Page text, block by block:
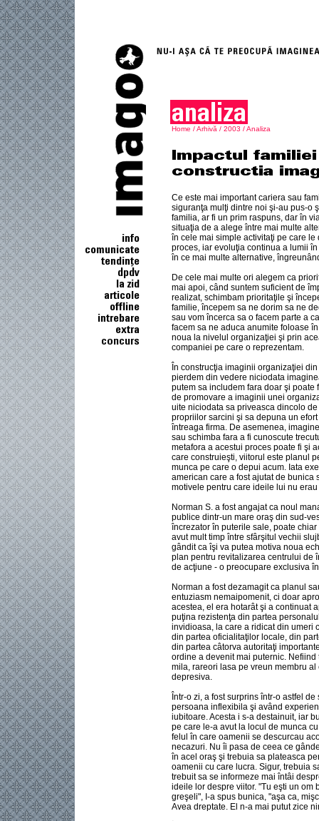
Home /Arhivă / 2003 /Analiza
Ce este mai important cariera sau
siguranţa mulţi dintre noi şi-au pus-o
familia, ar fi un prim raspuns, dar în
situaţia de a alege între mai multe
în cele mai simple activitaţi pe care
proces, iar evoluţia continua a lumii
în ce mai multe alternative,
De cele mai multe ori alegem ca
mai apoi, când suntem suficient de
realizat, schimbam prioritaţile şi
familie, începem sa ne dorim sa ne
sau vom încerca sa o facem parte a
facem sa ne aduca anumite foloase
noua la nivelul organizaţiei şi prin
companiei pe care o reprezentam.
În construcţia imaginii organizaţiei
pierdem din vedere niciodata
putem sa includem fara doar şi
de promovare a imaginii unei
uite niciodata sa priveasca dincolo
propriilor sarcini şi sa depuna un
întreaga firma. De asemenea,
sau schimba fara a fi cunoscute
metafora a acestui proces poate fi şi
care construieşti, viitorul este planul
munca pe care o depui acum. Iata
american care a fost ajutat de bunica
motivele pentru care ideile lui nu
Norman S. a fost angajat ca noul
publice dintr-un mare oraş din sud-
încrezator în puterile sale, poate
avut mult timp între sfârşitul vechii
gândit ca îşi va putea motiva noua
plan pentru revitalizarea centrului de
de acţiune - o preocupare exclusiva
Norman a fost dezamagit ca planul
entuziasm nemaipomenit, ci doar
acestea, el era hotarât şi a continuat
puţina rezistenţa din partea
invidioasa, la care a ridicat din umeri
din partea oficialitaţilor locale, din
din partea câtorva autoritaţi
ordine a devenit mai puternic.
mila, rareori lasa pe vreun membru
depresiva.
Într-o zi, a fost surprins într-o astfel
persoana inflexibila şi având
iubitoare. Acesta i s-a destainuit, iar
pe care le-a avut la locul de munca
felul în care oamenii se descurcau
necazuri. Nu îi pasa de ceea ce
în acel oraş şi trebuia sa plateasca
oamenii cu care lucra. Sigur, trebuia
trebuit sa se informeze mai întâi
ideile lor despre viitor. "Tu eşti un om
greşeli", I-a spus bunica, "aşa ca,
Avea dreptate. El n-a mai putut zice